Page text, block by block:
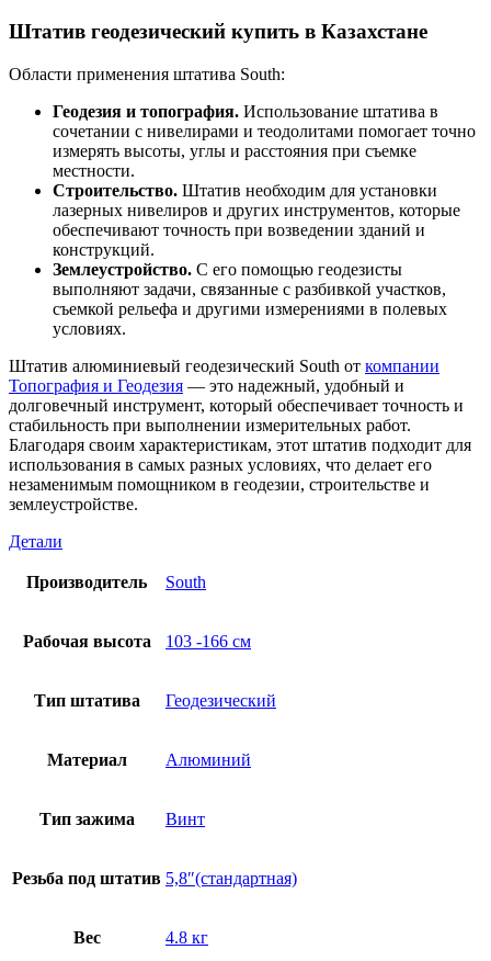
Штатив геодезический купить в Казахстане
Области применения штатива South:
Геодезия и топография. Использование штатива в
сочетании с нивелирами и теодолитами помогает точно
измерять высоты, углы и расстояния при съемке
местности.
Строительство. Штатив необходим для установки
лазерных нивелиров и других инструментов, которые
обеспечивают точность при возведении зданий и
конструкций.
Землеустройство. С его помощью геодезисты
выполняют задачи, связанные с разбивкой участков,
съемкой рельефа и другими измерениями в полевых
условиях.
Штатив алюминиевый геодезический South от компании
Топография и Геодезия — это надежный, удобный и
долговечный инструмент, который обеспечивает точность и
стабильность при выполнении измерительных работ.
Благодаря своим характеристикам, этот штатив подходит для
использования в самых разных условиях, что делает его
незаменимым помощником в геодезии, строительстве и
землеустройстве.
Детали
Производитель South
Рабочая высота 103 -166 см
Тип штатива Геодезический
Материал Алюминий
Тип зажима Винт
Резьба под штатив 5,8″(стандартная)
Вес 4.8 кг